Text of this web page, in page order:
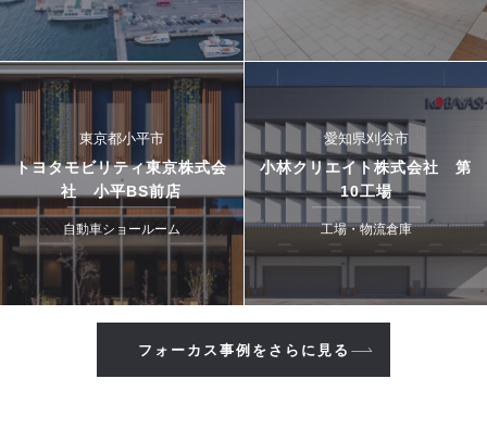
東京都小平市
トヨタモビリティ東京株式会
社 小平BS前店
自動車ショールーム
愛知県刈谷市
小林クリエイト株式会社 第
10工場
工場・物流倉庫
フォーカス事例をさらに見る